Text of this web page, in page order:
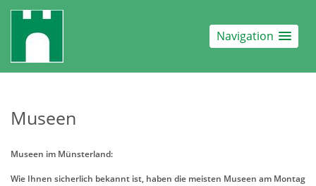
Navigation
Museen
Museen im Münsterland:
Wie Ihnen sicherlich bekannt ist, haben die meisten Museen am Montag